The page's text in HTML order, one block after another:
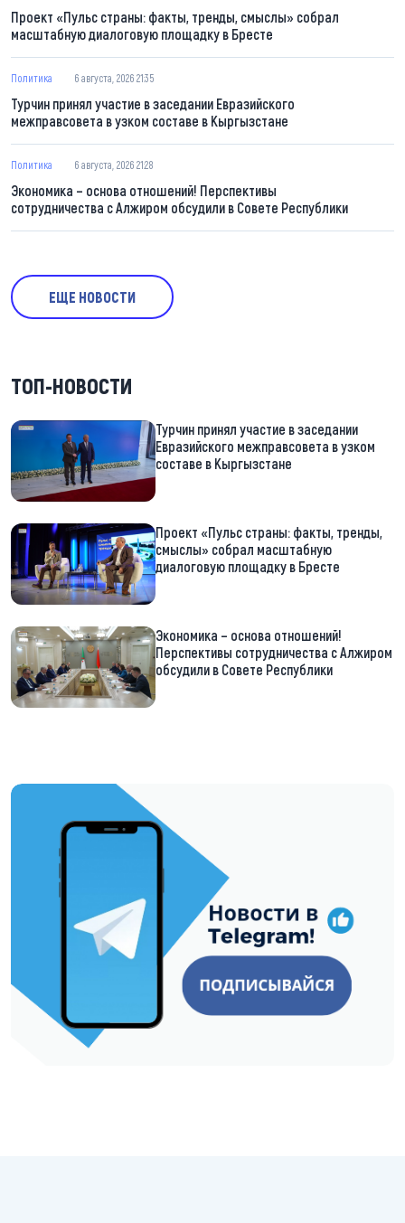
Проект «Пульс страны: факты, тренды, смыслы» собрал
масштабную диалоговую площадку в Бресте
Политика 6 августа, 2026 21:35
Турчин принял участие в заседании Евразийского
межправсовета в узком составе в Кыргызстане
Политика 6 августа, 2026 21:28
Экономика – основа отношений! Перспективы
сотрудничества с Алжиром обсудили в Совете Республики
ЕЩЕ НОВОСТИ
ТОП-НОВОСТИ
Турчин принял участие в заседании
Евразийского межправсовета в узком
составе в Кыргызстане
Проект «Пульс страны: факты, тренды,
смыслы» собрал масштабную
диалоговую площадку в Бресте
Экономика – основа отношений!
Перспективы сотрудничества с Алжиром
обсудили в Совете Республики
https://t.me/minskctvby